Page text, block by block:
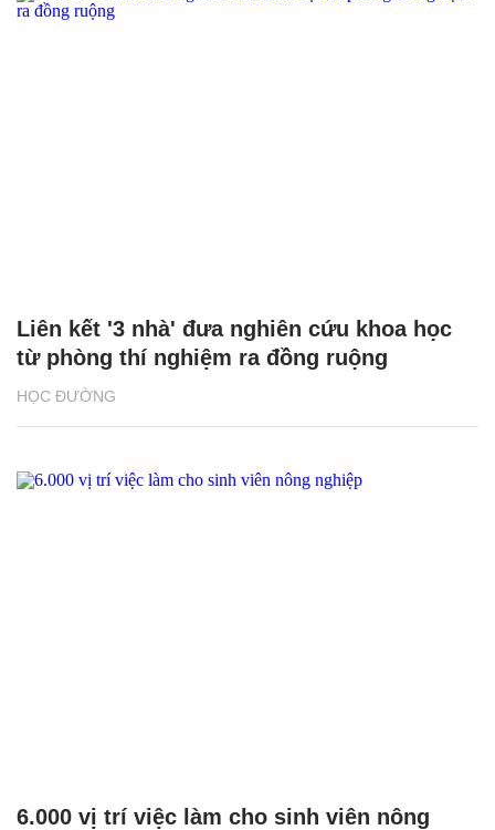
HỌC ĐƯỜNG
Liên kết '3 nhà' đưa nghiên cứu khoa học
từ phòng thí nghiệm ra đồng ruộng
6.000 vị trí việc làm cho sinh viên nông